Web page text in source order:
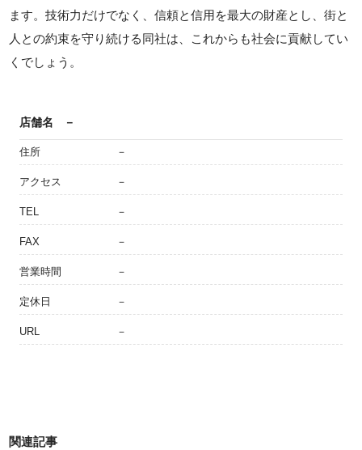
ます。技術力だけでなく、信頼と信用を最大の財産とし、街と
人との約束を守り続ける同社は、これからも社会に貢献してい
くでしょう。
店舗名 －
住所 －
アクセス －
TEL －
FAX －
営業時間 －
定休日 －
URL －
関連記事